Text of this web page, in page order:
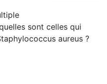
sont celles qui
aureus ?